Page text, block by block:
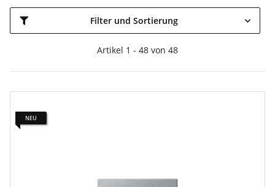
Filter und Sortierung
Artikel 1 - 48 von 48
NEU